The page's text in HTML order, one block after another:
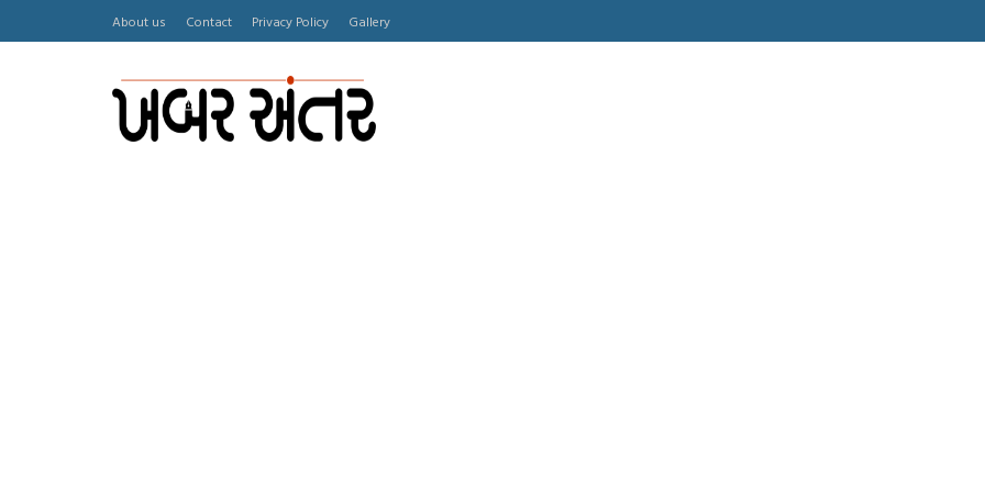
About us Contact Privacy Policy Gallery